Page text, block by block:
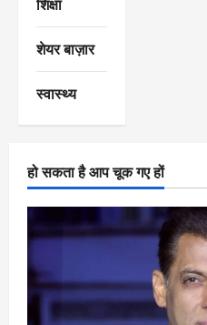
शेयर बाज़ार
स्वास्थ्य
हो सकता है आप चूक गए हों